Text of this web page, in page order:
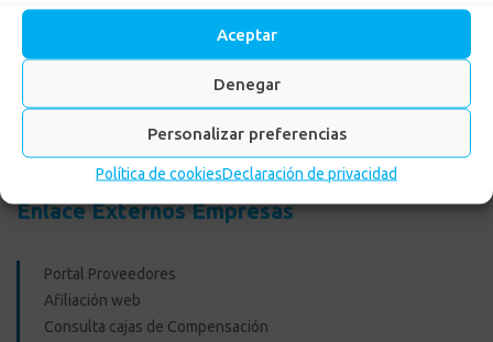
Aceptar
Denegar
Personalizar preferencias
Política de cookiesDeclaración de privacidad
Autorización tratamiento y uso de datos menores
Enlace Externos Empresas
Portal Proveedores
Afiliación web
Consulta cajas de Compensación